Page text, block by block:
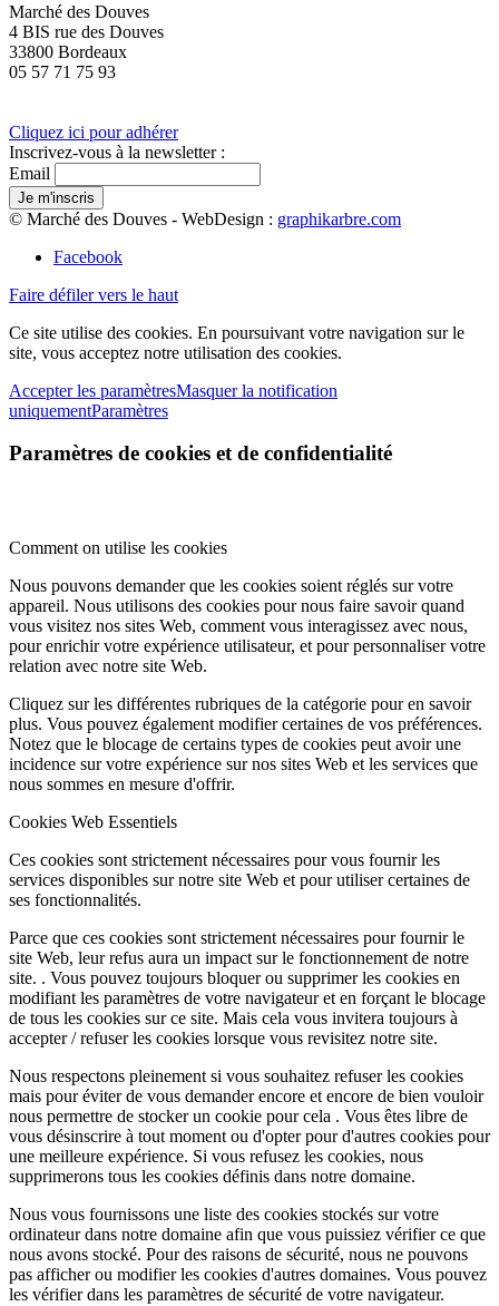
Marché des Douves
4 BIS rue des Douves
33800 Bordeaux
05 57 71 75 93
Cliquez ici pour adhérer
Inscrivez-vous à la newsletter :
Email
© Marché des Douves - WebDesign : graphikarbre.com
Facebook
Faire défiler vers le haut
Ce site utilise des cookies. En poursuivant votre navigation sur le
site, vous acceptez notre utilisation des cookies.
Accepter les paramètresMasquer la notification
uniquementParamètres
Paramètres de cookies et de confidentialité
Comment on utilise les cookies
Nous pouvons demander que les cookies soient réglés sur votre
appareil. Nous utilisons des cookies pour nous faire savoir quand
vous visitez nos sites Web, comment vous interagissez avec nous,
pour enrichir votre expérience utilisateur, et pour personnaliser votre
relation avec notre site Web.
Cliquez sur les différentes rubriques de la catégorie pour en savoir
plus. Vous pouvez également modifier certaines de vos préférences.
Notez que le blocage de certains types de cookies peut avoir une
incidence sur votre expérience sur nos sites Web et les services que
nous sommes en mesure d'offrir.
Cookies Web Essentiels
Ces cookies sont strictement nécessaires pour vous fournir les
services disponibles sur notre site Web et pour utiliser certaines de
ses fonctionnalités.
Parce que ces cookies sont strictement nécessaires pour fournir le
site Web, leur refus aura un impact sur le fonctionnement de notre
site. . Vous pouvez toujours bloquer ou supprimer les cookies en
modifiant les paramètres de votre navigateur et en forçant le blocage
de tous les cookies sur ce site. Mais cela vous invitera toujours à
accepter / refuser les cookies lorsque vous revisitez notre site.
Nous respectons pleinement si vous souhaitez refuser les cookies
mais pour éviter de vous demander encore et encore de bien vouloir
nous permettre de stocker un cookie pour cela . Vous êtes libre de
vous désinscrire à tout moment ou d'opter pour d'autres cookies pour
une meilleure expérience. Si vous refusez les cookies, nous
supprimerons tous les cookies définis dans notre domaine.
Nous vous fournissons une liste des cookies stockés sur votre
ordinateur dans notre domaine afin que vous puissiez vérifier ce que
nous avons stocké. Pour des raisons de sécurité, nous ne pouvons
pas afficher ou modifier les cookies d'autres domaines. Vous pouvez
les vérifier dans les paramètres de sécurité de votre navigateur.